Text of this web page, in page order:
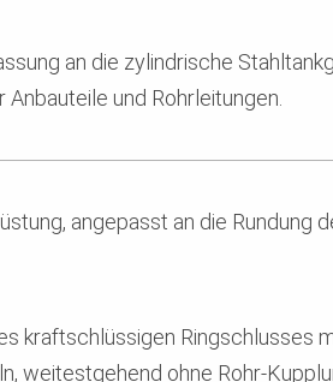
an die zylindrische
und Rohrleitungen.
angepasst an die Rundung
kraftschlüssigen Ringschlusses
weitestgehend ohne Rohr-